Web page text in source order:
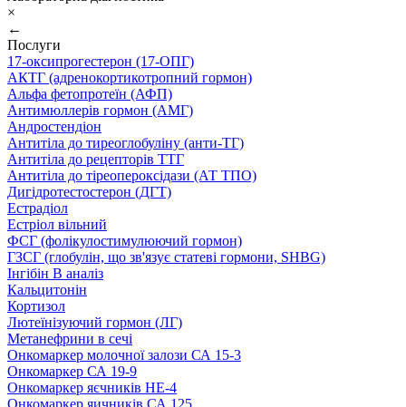
×
←
Послуги
17-оксипрогестерон (17-ОПГ)
АКТГ (адренокортикотропний гормон)
Альфа фетопротеїн (АФП)
Антимюллерів гормон (АМГ)
Андростендіон
Антитіла до тиреоглобуліну (анти-ТГ)
Антитіла до рецепторів ТТГ
Антитіла до тіреопероксідази (АТ ТПО)
Дигідротестостерон (ДГТ)
Естрадіол
Естріол вільний
ФСГ (фолікулостимулюючий гормон)
ГЗСГ (глобулін, що зв'язує статеві гормони, SHBG)
Інгібін B аналіз
Кальцитонін
Кортизол
Лютеїнізуючий гормон (ЛГ)
Метанефрини в сечі
Онкомаркер молочної залози СА 15-3
Онкомаркер СА 19-9
Онкомаркер яєчників НЕ-4
Онкомаркер яичників СА 125